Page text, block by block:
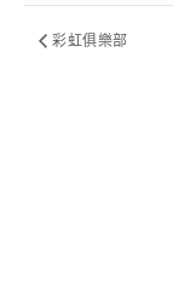
彩虹俱樂部